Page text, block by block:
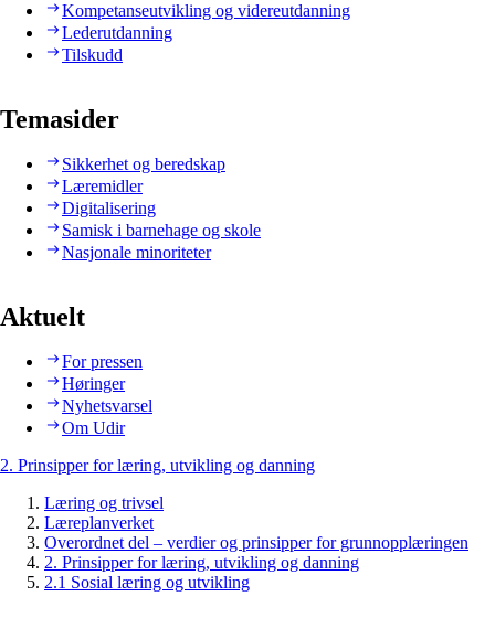
Kompetanseutvikling og videreutdanning
Lederutdanning
Tilskudd
Temasider
Sikkerhet og beredskap
Læremidler
Digitalisering
Samisk i barnehage og skole
Nasjonale minoriteter
Aktuelt
For pressen
Høringer
Nyhetsvarsel
Om Udir
2. Prinsipper for læring, utvikling og danning
Læring og trivsel
Læreplanverket
Overordnet del – verdier og prinsipper for grunnopplæringen
2. Prinsipper for læring, utvikling og danning
2.1 Sosial læring og utvikling